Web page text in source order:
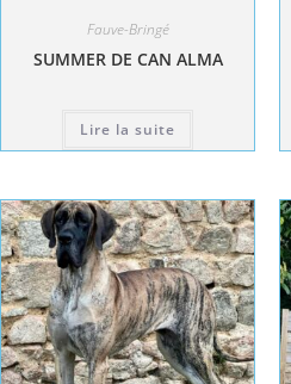
Fauve-Bringé
SUMMER DE CAN ALMA
Lire la suite